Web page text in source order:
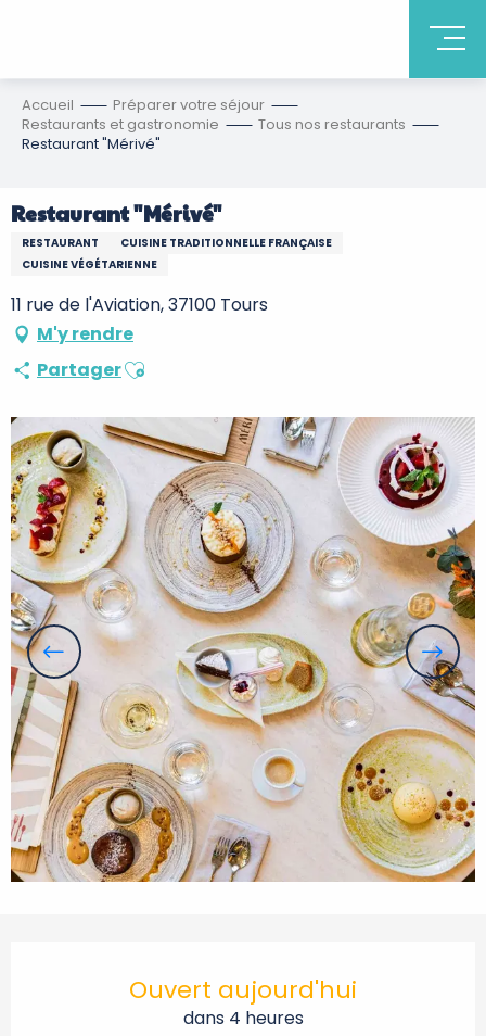
Accueil
Préparer votre séjour
Restaurants et gastronomie
Tous nos restaurants
Restaurant "Mérivé"
Restaurant "Mérivé"
RESTAURANT
CUISINE TRADITIONNELLE FRANÇAISE
CUISINE VÉGÉTARIENNE
11 rue de l'Aviation, 37100 Tours
M'y rendre
PartagerAjouter aux favoris
Ouvert aujourd'hui
dans 4 heures